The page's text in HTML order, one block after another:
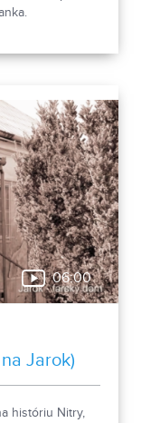
06:00
Jarok)
históriu Nitry,